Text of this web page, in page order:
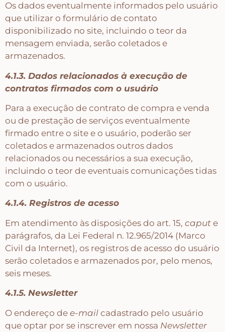
Os dados eventualmente informados pelo usuário
que utilizar o formulário de contato
disponibilizado no site, incluindo o teor da
mensagem enviada, serão coletados e
armazenados.
4.1.3. Dados relacionados à execução de
contratos firmados com o usuário
Para a execução de contrato de compra e venda
ou de prestação de serviços eventualmente
firmado entre o site e o usuário, poderão ser
coletados e armazenados outros dados
relacionados ou necessários a sua execução,
incluindo o teor de eventuais comunicações tidas
com o usuário.
4.1.4. Registros de acesso
Em atendimento às disposições do art. 15, caput e
parágrafos, da Lei Federal n. 12.965/2014 (Marco
Civil da Internet), os registros de acesso do usuário
serão coletados e armazenados por, pelo menos,
seis meses.
4.1.5. Newsletter
O endereço de e-mail cadastrado pelo usuário
que optar por se inscrever em nossa Newsletter